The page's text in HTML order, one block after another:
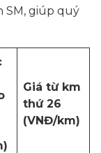
SM, giúp quý
Giá từ km
thứ 26
(VNĐ/km)